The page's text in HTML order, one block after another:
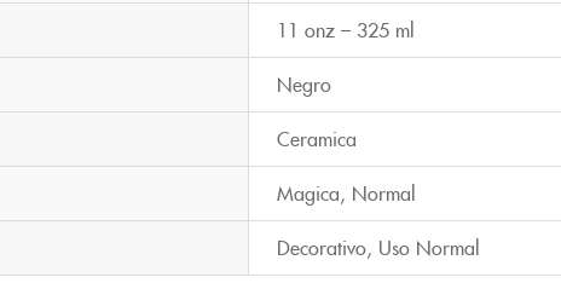
11 onz – 325 ml
Negro
Ceramica
Magica, Normal
Decorativo, Uso Normal